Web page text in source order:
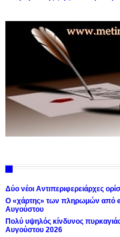
Δύο νέοι Αντιπεριφερειάρχες
Ο «χάρτης» των πληρωμών από
Αυγούστου
Πολύ υψηλός κίνδυνος
Αυγούστου 2026